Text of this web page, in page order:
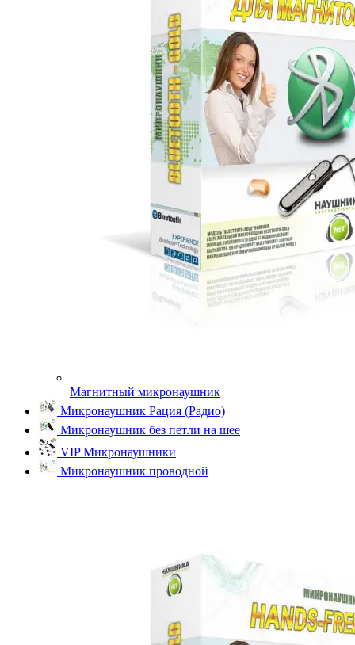
Магнитный микронаушник
Микронаушник Рация (Радио)
Микронаушник без петли на шее
VIP Микронаушники
Микронаушник проводной